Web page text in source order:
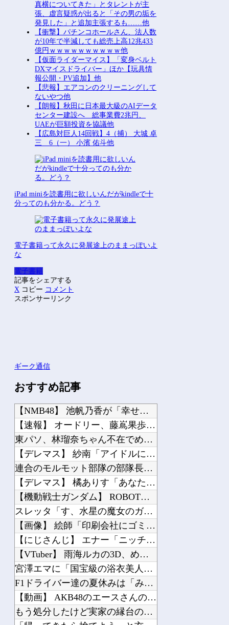
真横についてきた」とタレントが主
張、虚言疑惑が出ると「その男の垢を
発見した」と追加主張するも……他
【衝撃】パチンコホールさん、法人数
が10年で半減しても総売上高12兆433
億円ｗｗｗｗｗｗｗｗｗｗ他
【仮面ライダーマイス】「変身ベルト
DXマイスドライバー」ほか【玩具情
報公開・PV追加】他
【悲報】エアコンのクリーニングして
ないやつ他
【朗報】秋田に日本最大級のAIデータ
センター建設へ 総事業費2兆円、
UAEが巨額投資を協議他
【広島対巨人14回戦】4（捕） 大城 卓
三 6（一） 小濱 佑斗他
iPad miniを読書用に欲しいんだがkindleで十
分ってのも分かる。どう？
電子書籍って永久に発展途上のままっぽいよ
な
電子書籍
記事をシェアする
X コピー コメント
スポンサーリンク
ギーク通信
おすすめ記事
【NMB48】 池帆乃香が「幸せになりたいマサムネ君」に出演
【速報】 オードリー、藤嶌果歩1st写真集を受け取る【日向坂46】
東パソ、林瑠奈ちゃん不在でめっちゃ巻くｗｗｗ【乃木坂46】
【デレマス】 紗南「アイドルに似合うポケモン？」
連合のモルモット部隊の部隊長になりました 第45話
【デレマス】 橘ありす「あなたの瞳には」
【機動戦士ガンダム】 ROBOT魂「ゾック ver. A.N.I.M.E.」シル...
スレッタ「す、水星の魔女のガンプラ今ならクリアスタンド付きますよ…！」
【画像】 絵師「印刷会社にゴミみたい印刷されたから晒すわ」→お前がクレーマーだと...
【にじさんじ】 エナー「ニッチなゲームをプレイして配信したい……」
【VTuber】 雨海ルカの3D、めっちゃデカいし揺れもすごい
宮澤エマに「国宝級の浴衣美人」の声！「マイ・フィクション」イベントで魅せた透明感...
F1ドライバー達の夏休みは「みんな海だな」「南半球にスキーしに行くやついねえのか...
【動画】 AKB48のエースさんの走りｗｗｗｗｗ
もう処分したけど実家の縁台の下に峠の釜めしの釜がいくつも置いてあった